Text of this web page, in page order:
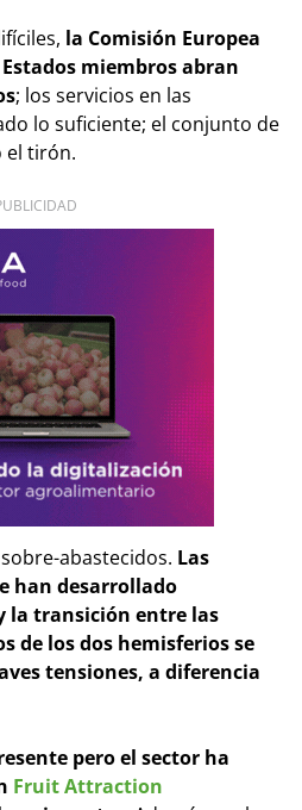
la Comisión Europea
miembros abran
; los servicios en las
lo suficiente; el conjunto de
el tirón.
abastecidos. Las
han desarrollado
la transición entre las
de los dos hemisferios se
tensiones, a diferencia
pero el sector ha
Fruit Attraction